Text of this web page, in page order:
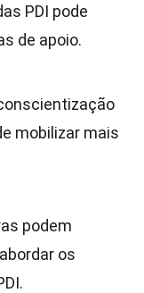
PDI pode
de apoio.
mobilizar mais
podem
os